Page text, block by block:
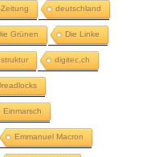
Zeitung deutschland
Grünen Die Linke
digitec.ch
Einmarsch
Emmanuel Macron